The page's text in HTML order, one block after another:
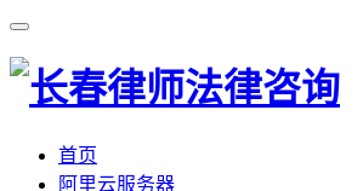
首页
阿里云服务器